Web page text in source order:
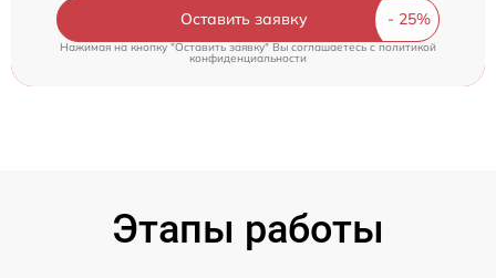
Оставить заявку
Нажимая на кнопку "Оставить заявку" Вы соглашаетесь cполитикой
конфиденциальности
Этапы работы